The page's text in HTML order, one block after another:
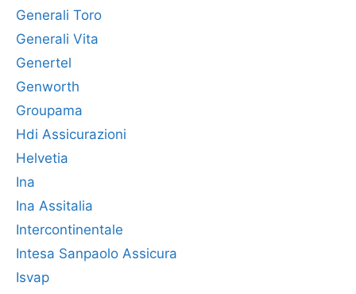
Generali Toro
Generali Vita
Genertel
Genworth
Groupama
Hdi Assicurazioni
Helvetia
Ina
Ina Assitalia
Intercontinentale
Intesa Sanpaolo Assicura
Isvap